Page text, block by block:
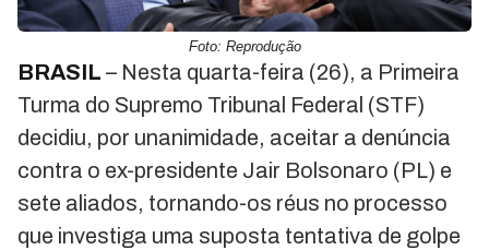
Foto: Reprodução
BRASIL – Nesta quarta-feira (26), a Primeira
Turma do Supremo Tribunal Federal (STF)
decidiu, por unanimidade, aceitar a denúncia
contra o ex-presidente Jair Bolsonaro (PL) e
sete aliados, tornando-os réus no processo
que investiga uma suposta tentativa de golpe